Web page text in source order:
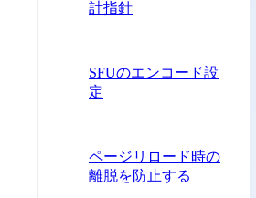
計指針
SFUのエンコード設
定
ページリロード時の
離脱を防止する